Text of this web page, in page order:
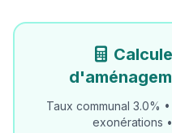
Taux communal 3.0%
exonérations